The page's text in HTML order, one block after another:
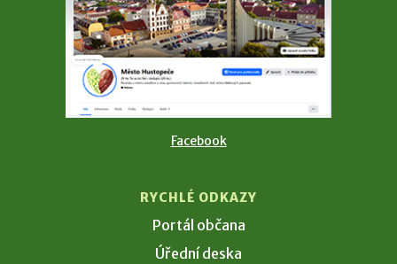
Facebook
RYCHLÉ ODKAZY
Portál občana
Úřední deska